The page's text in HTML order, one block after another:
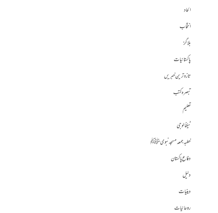
الحاد
انتخاب
بلاگز
پاکستانیات
تازہ ترین خبریں
تبصرہ کتب
تعلیم
ٹیکنالوجی
خطبہ جمعہ مسجد نبوی ﷺ
دفاع پاکستان
دلیل
دینیات
روحانیات